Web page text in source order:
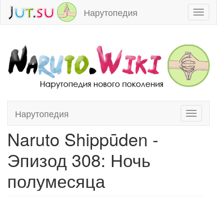
Нарутопедия
Toggle
Нарутопедия
Перейти к:навигация,поиск
Naruto Shippūden -
Эпизод 308: Ночь
полумесяца